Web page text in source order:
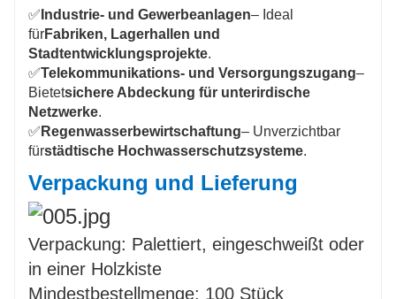
✅ Industrie- und Gewerbeanlagen– Ideal
fürFabriken, Lagerhallen und
Stadtentwicklungsprojekte.
✅Telekommunikations- und Versorgungszugang–
Bietetsichere Abdeckung für unterirdische
Netzwerke.
✅ Regenwasserbewirtschaftung– Unverzichtbar
fürstädtische Hochwasserschutzsysteme.
Verpackung und Lieferung
Verpackung: Palettiert, eingeschweißt oder
in einer Holzkiste
Mindestbestellmenge: 100 Stück